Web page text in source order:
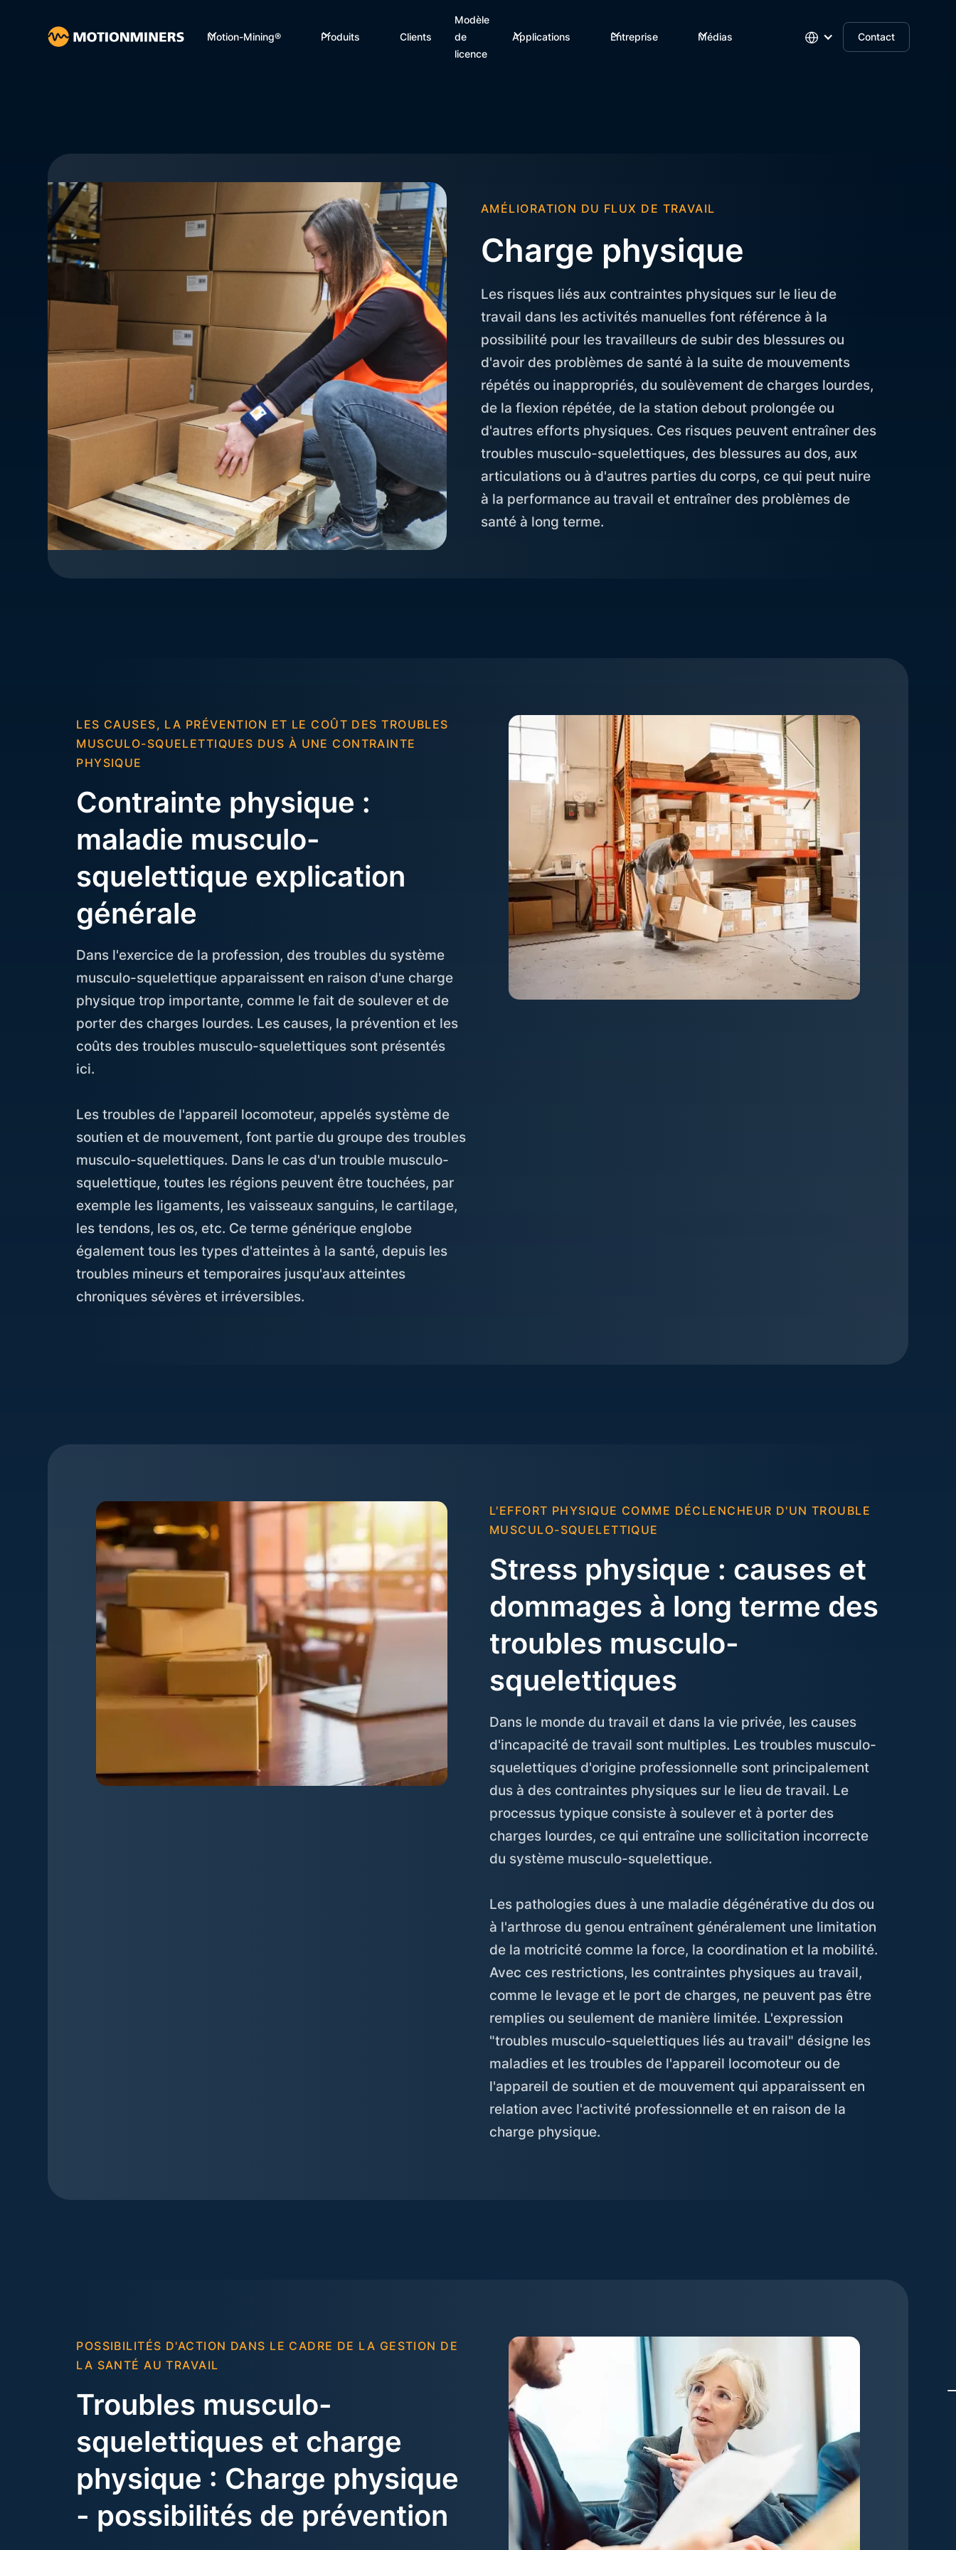
Motion-Mining® Produits Clients
Modèle
de
licence
Applications Entreprise Médias Contact
AMÉLIORATION DU FLUX DE TRAVAIL
Charge physique
Les risques liés aux contraintes physiques sur le lieu de
travail dans les activités manuelles font référence à la
possibilité pour les travailleurs de subir des blessures ou
d'avoir des problèmes de santé à la suite de mouvements
répétés ou inappropriés, du soulèvement de charges lourdes,
de la flexion répétée, de la station debout prolongée ou
d'autres efforts physiques. Ces risques peuvent entraîner des
troubles musculo-squelettiques, des blessures au dos, aux
articulations ou à d'autres parties du corps, ce qui peut nuire
à la performance au travail et entraîner des problèmes de
santé à long terme.
LES CAUSES, LA PRÉVENTION ET LE COÛT DES TROUBLES
MUSCULO-SQUELETTIQUES DUS À UNE CONTRAINTE
PHYSIQUE
Contrainte physique :
maladie musculo-
squelettique explication
générale
Dans l'exercice de la profession, des troubles du système
musculo-squelettique apparaissent en raison d'une charge
physique trop importante, comme le fait de soulever et de
porter des charges lourdes. Les causes, la prévention et les
coûts des troubles musculo-squelettiques sont présentés
ici.
Les troubles de l'appareil locomoteur, appelés système de
soutien et de mouvement, font partie du groupe des troubles
musculo-squelettiques. Dans le cas d'un trouble musculo-
squelettique, toutes les régions peuvent être touchées, par
exemple les ligaments, les vaisseaux sanguins, le cartilage,
les tendons, les os, etc. Ce terme générique englobe
également tous les types d'atteintes à la santé, depuis les
troubles mineurs et temporaires jusqu'aux atteintes
chroniques sévères et irréversibles.
L'EFFORT PHYSIQUE COMME DÉCLENCHEUR D'UN TROUBLE
MUSCULO-SQUELETTIQUE
Stress physique : causes et
dommages à long terme des
troubles musculo-
squelettiques
Dans le monde du travail et dans la vie privée, les causes
d'incapacité de travail sont multiples. Les troubles musculo-
squelettiques d'origine professionnelle sont principalement
dus à des contraintes physiques sur le lieu de travail. Le
processus typique consiste à soulever et à porter des
charges lourdes, ce qui entraîne une sollicitation incorrecte
du système musculo-squelettique.
Les pathologies dues à une maladie dégénérative du dos ou
à l'arthrose du genou entraînent généralement une limitation
de la motricité comme la force, la coordination et la mobilité.
Avec ces restrictions, les contraintes physiques au travail,
comme le levage et le port de charges, ne peuvent pas être
remplies ou seulement de manière limitée. L'expression
"troubles musculo-squelettiques liés au travail" désigne les
maladies et les troubles de l'appareil locomoteur ou de
l'appareil de soutien et de mouvement qui apparaissent en
relation avec l'activité professionnelle et en raison de la
charge physique.
POSSIBILITÉS D'ACTION DANS LE CADRE DE LA GESTION DE
LA SANTÉ AU TRAVAIL
Troubles musculo-
squelettiques et charge
physique : Charge physique
- possibilités de prévention